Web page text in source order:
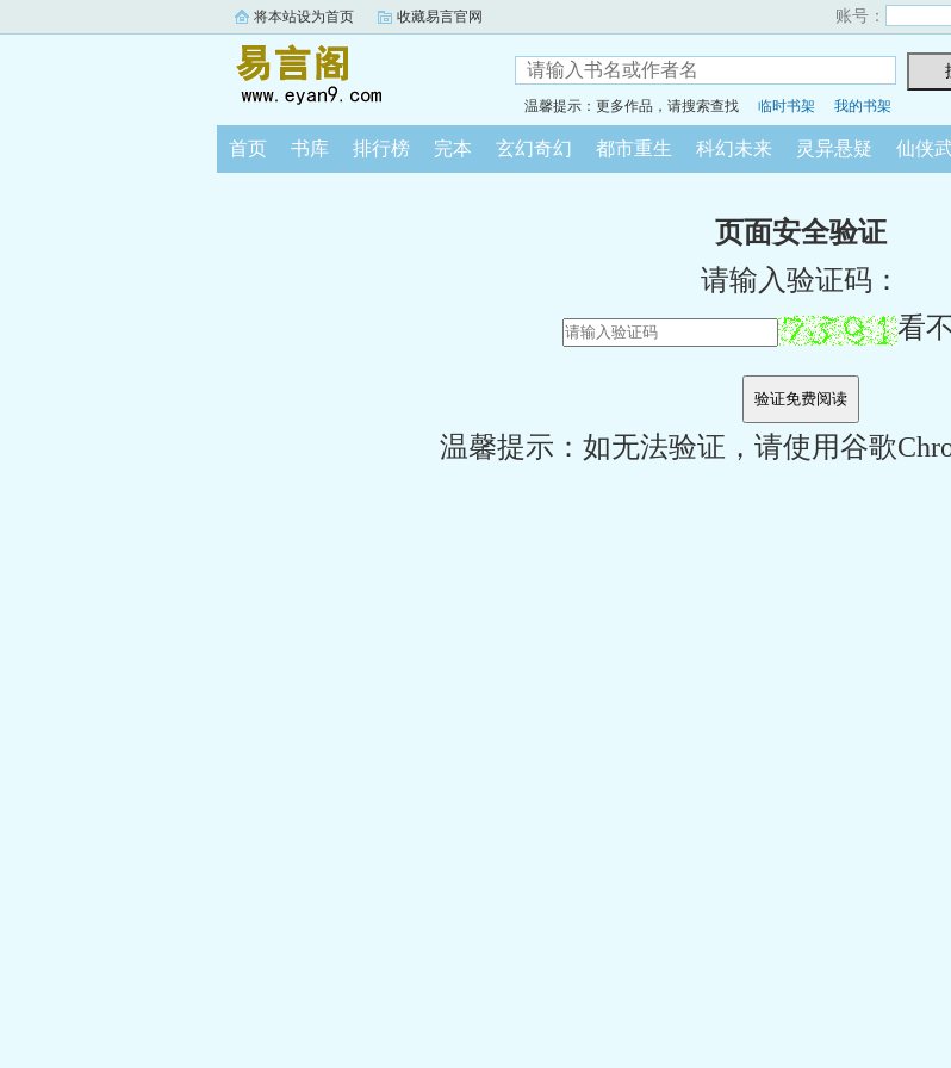
将本站设为首页 收藏易言官网 账号：
温馨提示：更多作品，请搜索查找 临时书架 我的书架
首页 书库 排行榜 完本 玄幻奇幻 都市重生 科幻未来 灵异悬疑 仙侠
页面安全验证
请输入验证码：
看
温馨提示：如无法验证，请使用谷歌